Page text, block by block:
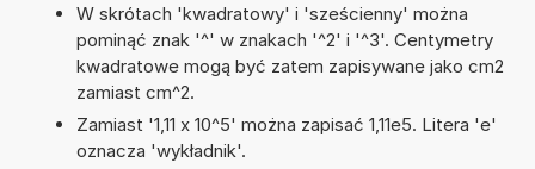
W skrótach 'kwadratowy' i 'sześcienny' można
pominąć znak '^' w znakach '^2' i '^3'. Centymetry
kwadratowe mogą być zatem zapisywane jako cm2
zamiast cm^2.
Zamiast '1,11 x 10^5' można zapisać 1,11e5. Litera 'e'
oznacza 'wykładnik'.